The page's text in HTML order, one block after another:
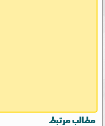
مطالب مرتبط